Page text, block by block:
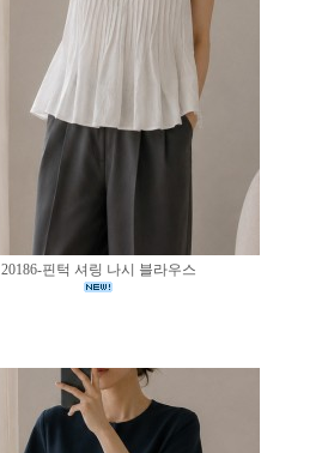
20186-핀턱 셔링 나시 블라우스